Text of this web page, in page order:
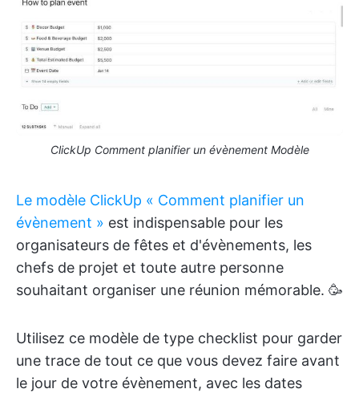
ClickUp Comment planifier un évènement Modèle
Le modèle ClickUp « Comment planifier un
évènement » est indispensable pour les
organisateurs de fêtes et d'évènements, les
chefs de projet et toute autre personne
souhaitant organiser une réunion mémorable. 🥳
Utilisez ce modèle de type checklist pour garder
une trace de tout ce que vous devez faire avant
le jour de votre évènement, avec les dates